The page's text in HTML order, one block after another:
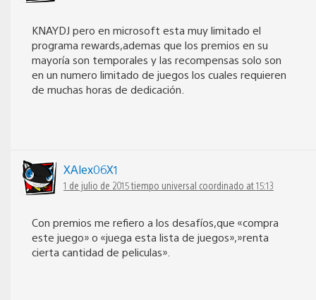
KNAYDJ pero en microsoft esta muy limitado el
programa rewards,ademas que los premios en su
mayoría son temporales y las recompensas solo son
en un numero limitado de juegos los cuales requieren
de muchas horas de dedicación.
XAlex06X1
1 de julio de 2015 tiempo universal coordinado at 15:13
Con premios me refiero a los desafíos,que «compra
este juego» o «juega esta lista de juegos»,»renta
cierta cantidad de peliculas».